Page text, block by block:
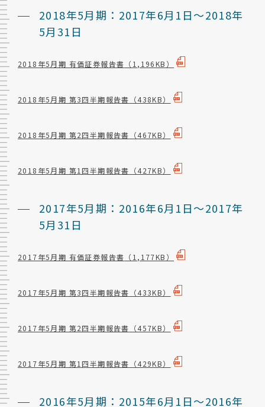
2018年5月期：2017年6月1日～2018年
5月31日
2018年5月期 有価証券報告書 （1,196KB）
2018年5月期 第3四半期報告書 （438KB）
2018年5月期 第2四半期報告書 （467KB）
2018年5月期 第1四半期報告書 （427KB）
2017年5月期：2016年6月1日～2017年
5月31日
2017年5月期 有価証券報告書 （1,177KB）
2017年5月期 第3四半期報告書 （433KB）
2017年5月期 第2四半期報告書 （457KB）
2017年5月期 第1四半期報告書 （429KB）
2016年5月期：2015年6月1日～2016年